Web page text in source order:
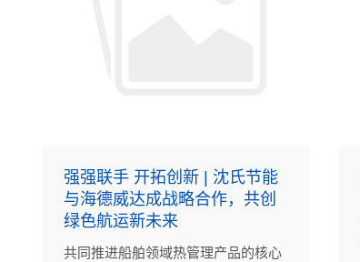
强强联手 开拓创新 | 沈氏节能
与海德威达成战略合作，共创
绿色航运新未来
共同推进船舶领域热管理产品的核心